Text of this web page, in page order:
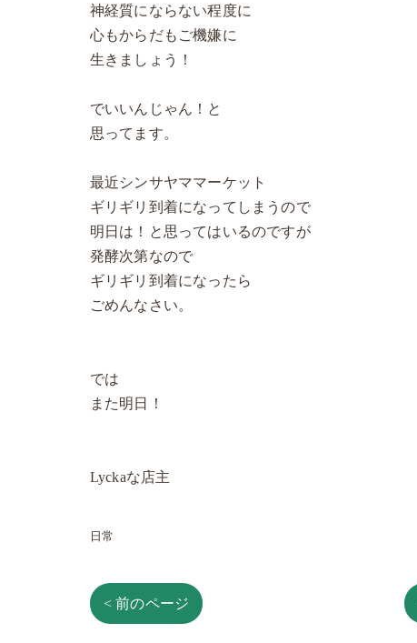
神経質にならない程度に
心もからだもご機嫌に
生きましょう！
でいいんじゃん！と
思ってます。
最近シンサヤママーケット
ギリギリ到着になってしまうので
明日は！と思ってはいるのですが
発酵次第なので
ギリギリ到着になったら
ごめんなさい。
では
また明日！
Lyckaな店主
日常
< 前のページ